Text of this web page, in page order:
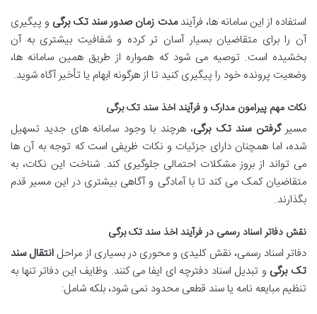
استفاده از این سامانه ها، فرآیندمدت زمان صدور سند تک برگی و پیگیری
آن را برای متقاضیان بسیار آسان تر کرده و شفافیت بیشتری به آن
بخشیده است. توصیه می شود که همواره از طریق همین سامانه ها،
وضعیت پرونده خود را پیگیری کنید تا از هرگونه ابهام یا تأخیر آگاه شوید.
نکات مهم پیرامون مدارک و فرآیند اخذ سند تک برگی
مسیرگرفتن سند تک برگی، هرچند با وجود سامانه های جدید تسهیل
شده، اما همچنان دارای جزئیات و نکات ظریفی است که توجه به آن ها
می تواند از بروز مشکلات احتمالی جلوگیری کند. شناخت این نکات، به
متقاضیان کمک می کند تا با آمادگی و آگاهی بیشتری در این مسیر قدم
بگذارند.
نقش دفاتر اسناد رسمی در فرآیند اخذ سند تک برگی
دفاتر اسناد رسمی، نقش کلیدی و محوری در بسیاری از مراحل انتقال سند
تک برگی و تبدیل اسناد دفترچه ای ایفا می کنند. وظایف این دفاتر تنها به
تنظیم مبایعه نامه یا سند قطعی محدود نمی شود، بلکه شامل: